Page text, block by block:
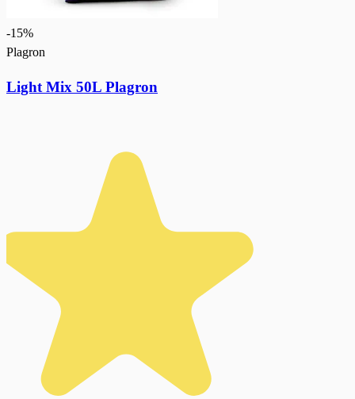
-15%
Plagron
Light Mix 50L Plagron